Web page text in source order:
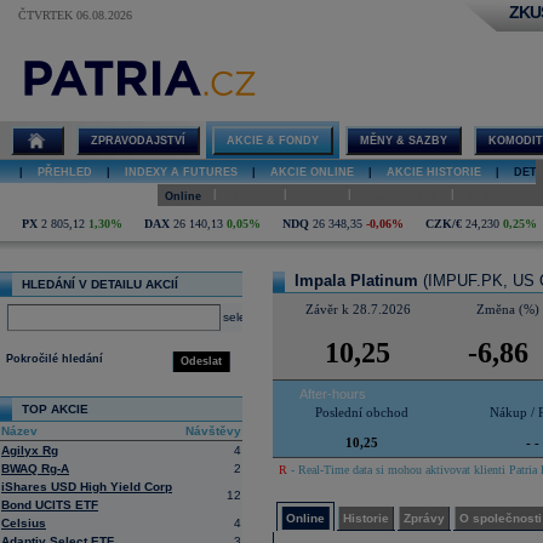
ČTVRTEK 06.08.2026
ZPRAVODAJSTVÍ AKCIE & FONDY MĚNY & SAZBY
PŘEHLED INDEXY A FUTURES AKCIE ONLINE AKCIE HISTORIE
Online
PX 2 805,12 1,30% DAX 26 140,13 0,05% NDQ 26 348,35 -0,06% CZK/€ 24,230 0,25%
HLEDÁNÍ V DETAILU AKCIÍ
select
Odeslat
Pokročilé hledání
TOP AKCIE
Název
Návštěvy
Agilyx Rg
4
BWAQ Rg-A
2
iShares USD High Yield Corp
Bond UCITS ETF
12
Celsius
4
Impala Platinum (IMPUF.PK, US
Závěr k 28.7.2026 Změna (%)
10,25 -6,86
After-hours
Poslední obchod
Nákup /
10,25 - -
R - Real-Time data si mohou aktivovat klienti
Online Historie Zprávy O společnosti